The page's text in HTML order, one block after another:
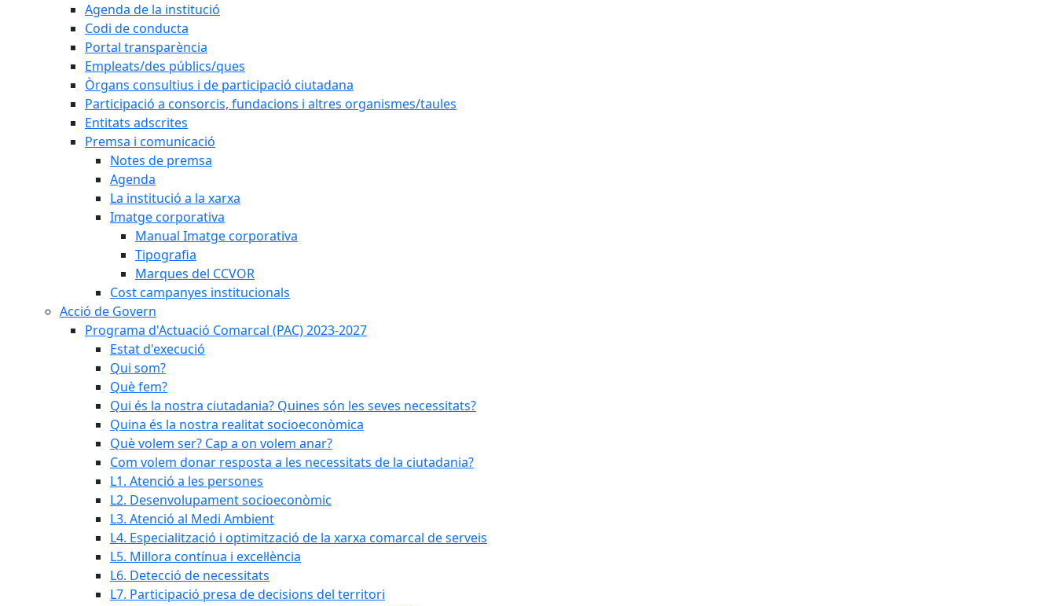
Agenda de la institució
Codi de conducta
Portal transparència
Empleats/des públics/ques
Òrgans consultius i de participació ciutadana
Participació a consorcis, fundacions i altres organismes/taules
Entitats adscrites
Premsa i comunicació
Notes de premsa
Agenda
La institució a la xarxa
Imatge corporativa
Manual Imatge corporativa
Tipografia
Marques del CCVOR
Cost campanyes institucionals
Acció de Govern
Programa d'Actuació Comarcal (PAC) 2023-2027
Estat d'execució
Qui som?
Què fem?
Qui és la nostra ciutadania? Quines són les seves necessitats?
Quina és la nostra realitat socioeconòmica
Què volem ser? Cap a on volem anar?
Com volem donar resposta a les necessitats de la ciutadania?
L1. Atenció a les persones
L2. Desenvolupament socioeconòmic
L3. Atenció al Medi Ambient
L4. Especialització i optimització de la xarxa comarcal de serveis
L5. Millora contínua i excel·lència
L6. Detecció de necessitats
L7. Participació presa de decisions del territori